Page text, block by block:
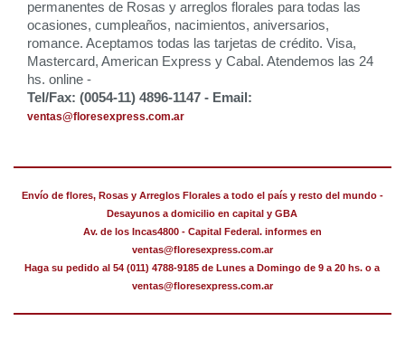
permanentes de Rosas y arreglos florales para todas las
ocasiones, cumpleaños, nacimientos, aniversarios,
romance. Aceptamos todas las tarjetas de crédito. Visa,
Mastercard, American Express y Cabal. Atendemos las 24
hs. online -
Tel/Fax: (0054-11) 4896-1147 - Email:
ventas@floresexpress.com.ar
Envío de flores, Rosas y Arreglos Florales a todo el país y resto del mundo -
Desayunos a domicilio en capital y GBA
Av. de los Incas4800 - Capital Federal. informes en
ventas@floresexpress.com.ar
Haga su pedido al 54 (011) 4788-9185 de Lunes a Domingo de 9 a 20 hs. o a
ventas@floresexpress.com.ar